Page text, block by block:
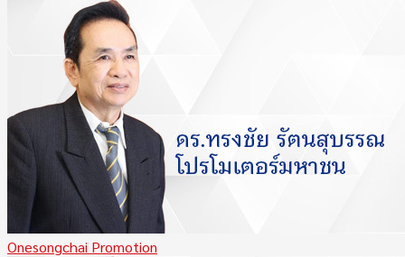
Onesongchai Promotion